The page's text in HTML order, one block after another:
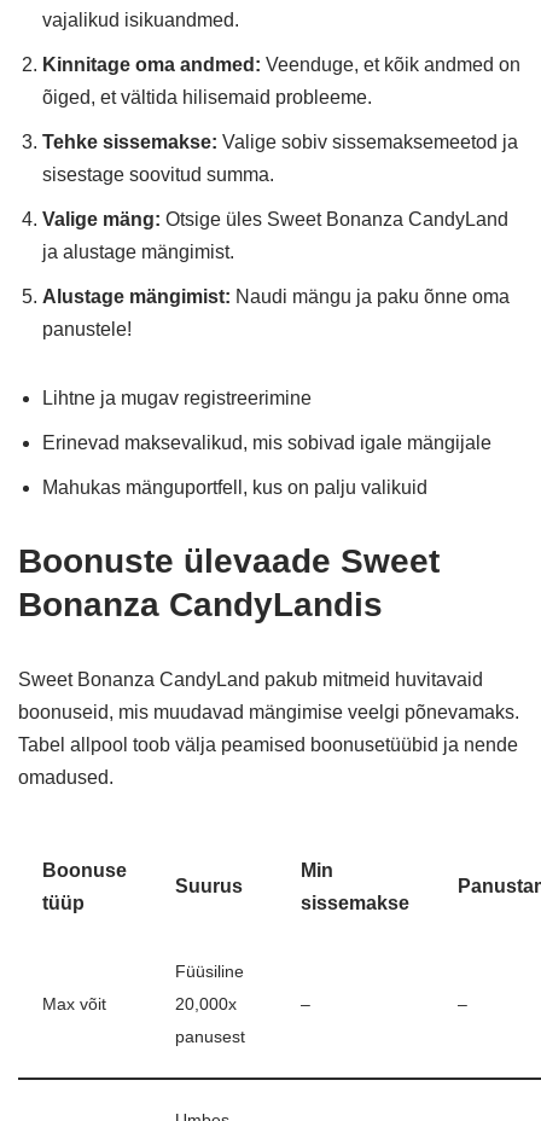
vajalikud isikuandmed.
Kinnitage oma andmed: Veenduge, et kõik andmed on
õiged, et vältida hilisemaid probleeme.
Tehke sissemakse: Valige sobiv sissemaksemeetod ja
sisestage soovitud summa.
Valige mäng: Otsige üles Sweet Bonanza CandyLand
ja alustage mängimist.
Alustage mängimist: Naudi mängu ja paku õnne oma
panustele!
Lihtne ja mugav registreerimine
Erinevad maksevalikud, mis sobivad igale mängijale
Mahukas mänguportfell, kus on palju valikuid
Boonuste ülevaade Sweet
Bonanza CandyLandis
Sweet Bonanza CandyLand pakub mitmeid huvitavaid
boonuseid, mis muudavad mängimise veelgi põnevamaks.
Tabel allpool toob välja peamised boonusetüübid ja nende
omadused.
Boonuse
tüüp
Suurus
Min
sissemakse
Max võit
Füüsiline
20,000x
panusest
– –